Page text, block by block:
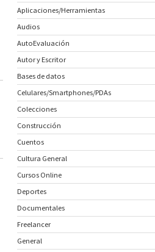
Aplicaciones/Herramientas
Audios
AutoEvaluación
Autor y Escritor
Bases de datos
Celulares/Smartphones/PDAs
Colecciones
Construcción
Cuentos
Cultura General
Cursos Online
Deportes
Documentales
Freelancer
General